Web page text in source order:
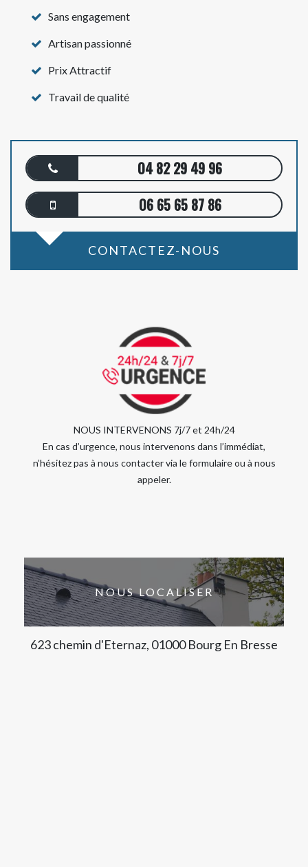
Sans engagement
Artisan passionné
Prix Attractif
Travail de qualité
04 82 29 49 96
06 65 65 87 86
CONTACTEZ-NOUS
NOUS INTERVENONS 7j/7 et 24h/24
En cas d’urgence, nous intervenons dans l’immédiat,
n’hésitez pas à nous contacter via le formulaire ou à nous
appeler.
NOUS LOCALISER
623 chemin d'Eternaz, 01000 Bourg En Bresse